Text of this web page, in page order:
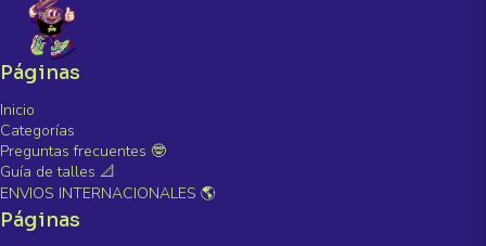
Páginas
Inicio
Categorías
Preguntas frecuentes 🤓
Guía de talles 📐
ENVIOS INTERNACIONALES 🌎
Páginas